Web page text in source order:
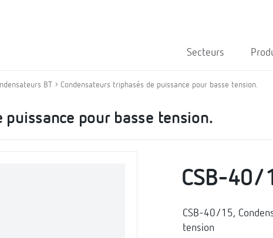
Secteurs
BT Condensateurs triphasés de puissance pour basse tension.
pour basse tension.
CSB-40/
CSB-40/15,
tension